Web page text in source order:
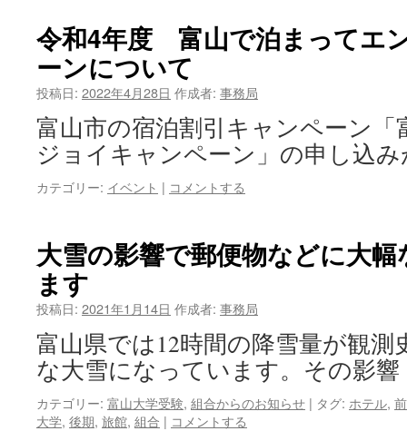
令和4年度 富山で泊まってエ
ーンについて
投稿日: 2022年4月28日 作成者: 事務局
富山市の宿泊割引キャンペーン
ジョイキャンペーン」の申し込
カテゴリー: イベント | コメントする
大雪の影響で郵便物などに大
ます
投稿日: 2021年1月14日 作成者: 事務局
富山県では12時間の降雪量が観測
な大雪になっています。その影
カテゴリー: 富山大学受験, 組合からのお知らせ | タグ: ホテル,
大学, 後期, 旅館, 組合 | コメントする